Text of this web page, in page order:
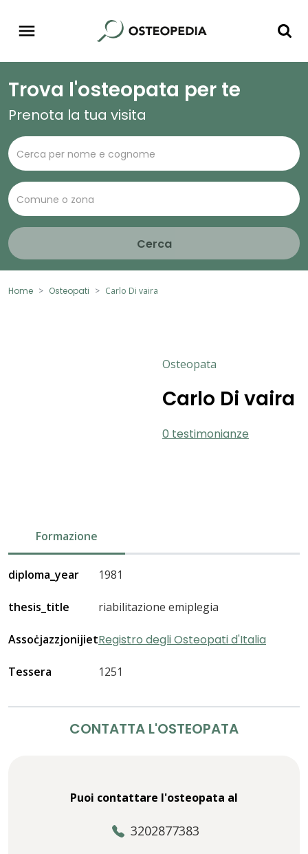
Trova l'osteopata per te
Prenota la tua visita
Cerca
Home Osteopati Carlo Di vaira
Osteopata
Carlo Di vaira
0 testimonianze
Formazione
diploma_year 1981
thesis_title riabilitazione emiplegia
AssoċjazzjonijietRegistro degli Osteopati d'Italia
Tessera 1251
CONTATTA L'OSTEOPATA
Puoi contattare l'osteopata al
3202877383